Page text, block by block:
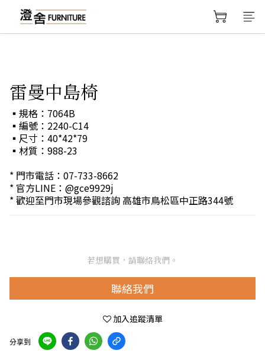
雷曼中島椅
▪規格：7064B
▪編號：2240-C14
▪尺寸：40*42*79
▪材質：988-23
* 門市電話：07-733-8662
* 官方LINE：@gce9929j
* 歡迎至門市現場參觀諮詢 高雄市鳥松區中正路344號
若想購買，請聯絡我們。
聯絡我們
加入追蹤清單
分享到